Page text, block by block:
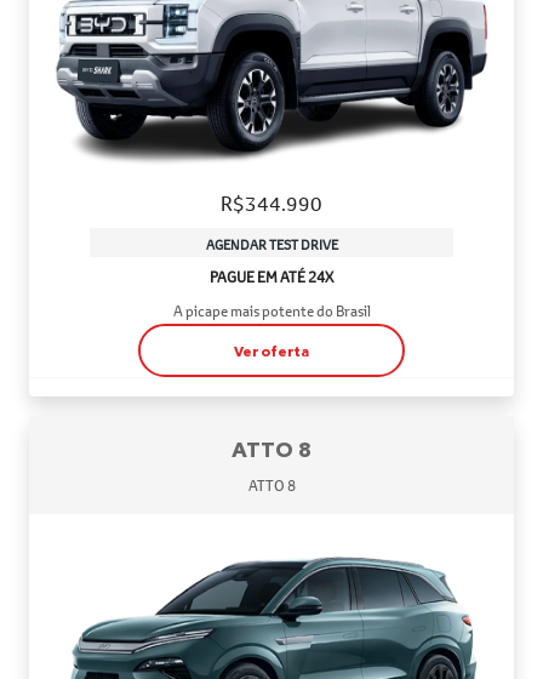
R$344.990
AGENDAR TEST DRIVE
PAGUE EM ATÉ 24X
A picape mais potente do Brasil
Ver oferta
ATTO 8
ATTO 8